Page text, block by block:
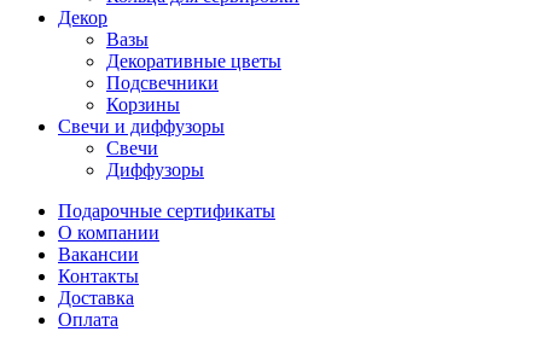
Декор
Вазы
Декоративные цветы
Подсвечники
Корзины
Свечи и диффузоры
Свечи
Диффузоры
Подарочные сертификаты
О компании
Вакансии
Контакты
Доставка
Оплата